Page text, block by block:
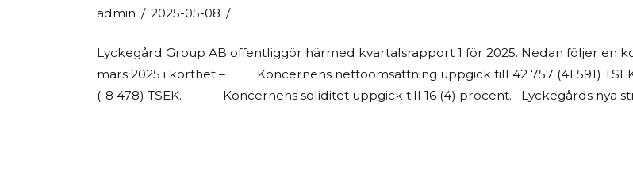
admin 2025-05-08
Lyckegård Group AB offentliggör härmed kvartalsrapport 1 för 2025. Nedan följer en
mars 2025 i korthet – Koncernens nettoomsättning uppgick till 42 757 (41 591)
(-8 478) TSEK. – Koncernens soliditet uppgick till 16 (4) procent. Lyckegårds nya